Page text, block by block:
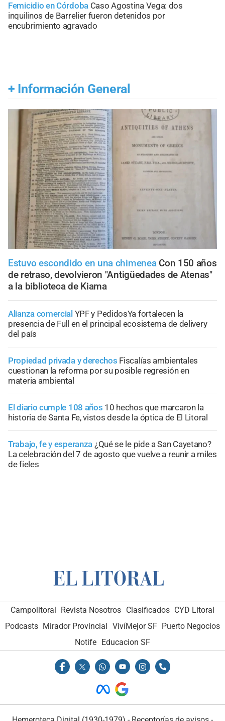
Femicidio en Córdoba Caso Agostina Vega: dos
inquilinos de Barrelier fueron detenidos por
encubrimiento agravado
+ Información General
Estuvo escondido en una chimenea Con 150 años
de retraso, devolvieron "Antigüedades de Atenas"
a la biblioteca de Kiama
Alianza comercial YPF y PedidosYa fortalecen la
presencia de Full en el principal ecosistema de delivery
del país
Propiedad privada y derechos Fiscalías ambientales
cuestionan la reforma por su posible regresión en
materia ambiental
El diario cumple 108 años 10 hechos que marcaron la
historia de Santa Fe, vistos desde la óptica de El Litoral
Trabajo, fe y esperanza ¿Qué se le pide a San Cayetano?
La celebración del 7 de agosto que vuelve a reunir a miles
de fieles
Campolitoral Revista Nosotros Clasificados CYD Litoral
Podcasts Mirador Provincial VivíMejor SF Puerto Negocios
Notife Educacion SF